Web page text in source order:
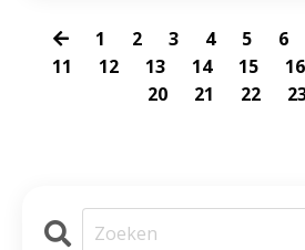
1 2 3 4 5 6
11
12 13 14 15 16
20
21 22